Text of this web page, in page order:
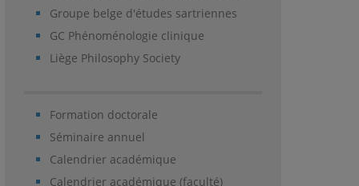
Groupe belge d'études sartriennes
GC Phénoménologie clinique
Liège Philosophy Society
Formation doctorale
Séminaire annuel
Calendrier académique
Calendrier académique (faculté)